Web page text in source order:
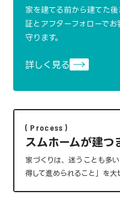
家を建てる前から建てた
証と アフターフォローで
守ります。
詳しく見る
Process
スムホームが建つ
家づくりは、迷うことも多い
得して進められること」を大